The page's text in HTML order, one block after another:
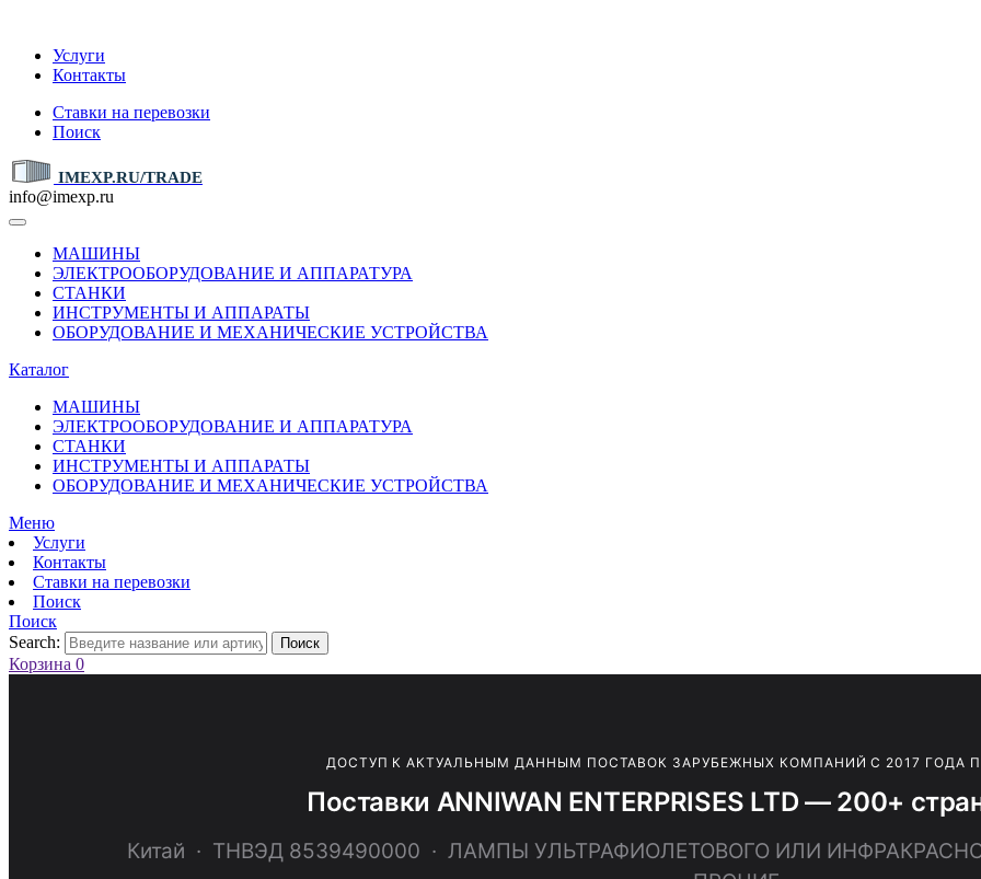
Услуги
Контакты
Ставки на перевозки
Поиск
IMEXP.RU/TRADE
info@imexp.ru
МАШИНЫ
ЭЛЕКТРООБОРУДОВАНИЕ И АППАРАТУРА
СТАНКИ
ИНСТРУМЕНТЫ И АППАРАТЫ
ОБОРУДОВАНИЕ И МЕХАНИЧЕСКИЕ УСТРОЙСТВА
Каталог
МАШИНЫ
ЭЛЕКТРООБОРУДОВАНИЕ И АППАРАТУРА
СТАНКИ
ИНСТРУМЕНТЫ И АППАРАТЫ
ОБОРУДОВАНИЕ И МЕХАНИЧЕСКИЕ УСТРОЙСТВА
Меню
Услуги
Контакты
Ставки на перевозки
Поиск
Поиск
Search:
Поиск
Корзина 0
ДОСТУП К АКТУАЛЬНЫМ ДАННЫМ ПОСТАВОК ЗАРУБЕЖНЫХ КОМПАНИЙ С 2017 ГОДА
Поставки ANNIWAN ENTERPRISES LTD — 200+
Китай · ТНВЭД 8539490000 · ЛАМПЫ УЛЬТРАФИОЛЕТОВОГО ИЛИ